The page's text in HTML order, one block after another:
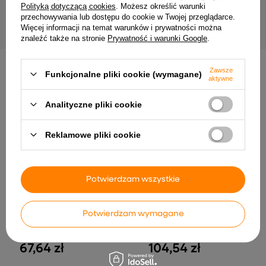
64,46 zł
21,00 zł
INNE PRODUKTY PRODUCENTA
MiBoxer K0s-W obrotowy
Pilot 4-STREFY SCENY
67,64 zł
MiBoxer ML5 Kontroler LED
104,54 zł
Polityką dotyczącą cookies . Możesz określić warunki
przechowywania lub dostępu do cookie w Twojej przeglądarce.
Więcej informacji na temat warunków i prywatności można
znaleźć także na stronie Prywatność i warunki Google
Funkcjonalne pliki cookie (wymagane)
Zawsze
aktywne
Analityczne pliki cookie
Reklamowe pliki cookie
Potwierdzam wymagane
Potwierdzam wszystkie